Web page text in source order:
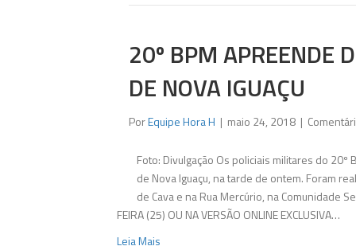
20º BPM APREENDE
DE NOVA IGUAÇU
PorEquipe Hora H | maio 24, 2018 |
Foto: Divulgação Os policiais militares do
de Nova Iguaçu, na tarde de ontem. Foram
de Cava e na Rua Mercúrio, na Comunidade
FEIRA (25) OU NA VERSÃO ONLINE EXCLUSIVA…
Leia Mais